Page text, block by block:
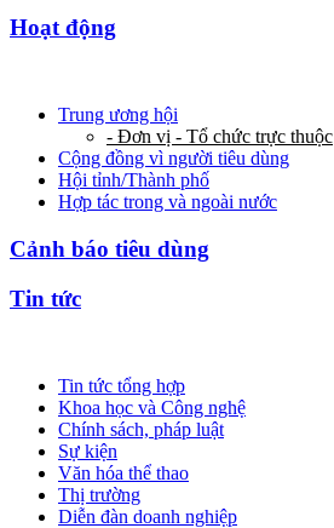
Hoạt động
Trung ương hội
- Đơn vị - Tổ chức trực thuộc
Cộng đồng vì người tiêu dùng
Hội tỉnh/Thành phố
Hợp tác trong và ngoài nước
Cảnh báo tiêu dùng
Tin tức
Tin tức tổng hợp
Khoa học và Công nghệ
Chính sách, pháp luật
Sự kiện
Văn hóa thể thao
Thị trường
Diễn đàn doanh nghiệp